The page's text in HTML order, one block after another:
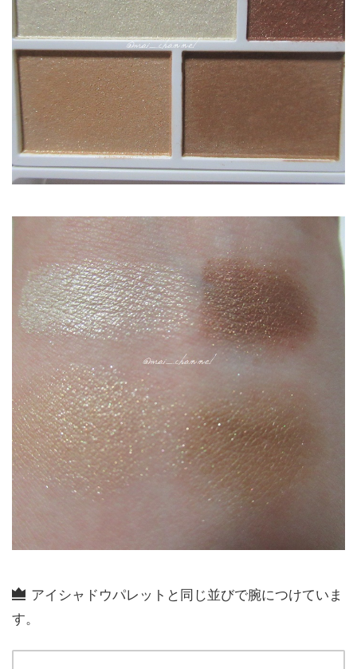
アイシャドウパレットと同じ並びで腕につけていま
す。